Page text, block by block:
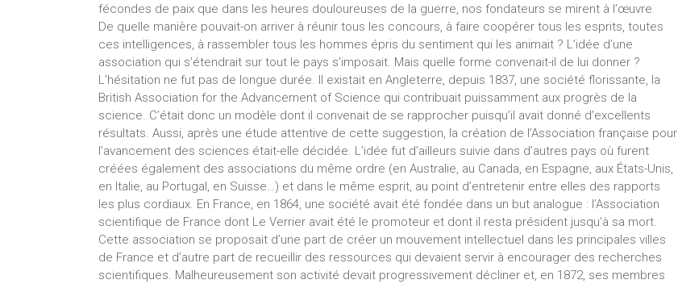
fécondes de paix que dans les heures douloureuses de la guerre, nos fondateurs se mirent à l’œuvre.
De quelle manière pouvait-on arriver à réunir tous les concours, à faire coopérer tous les esprits, toutes
ces intelligences, à rassembler tous les hommes épris du sentiment qui les animait ? L’idée d’une
association qui s’étendrait sur tout le pays s’imposait. Mais quelle forme convenait-il de lui donner ?
L’hésitation ne fut pas de longue durée. Il existait en Angleterre, depuis 1837, une société florissante, la
British Association for the Advancement of Science qui contribuait puissamment aux progrès de la
science. C’était donc un modèle dont il convenait de se rapprocher puisqu’il avait donné d’excellents
résultats. Aussi, après une étude attentive de cette suggestion, la création de l’Association française pour
l’avancement des sciences était-elle décidée. L’idée fut d’ailleurs suivie dans d’autres pays où furent
créées également des associations du même ordre (en Australie, au Canada, en Espagne, aux États-Unis,
en Italie, au Portugal, en Suisse…) et dans le même esprit, au point d’entretenir entre elles des rapports
les plus cordiaux. En France, en 1864, une société avait été fondée dans un but analogue : l’Association
scientifique de France dont Le Verrier avait été le promoteur et dont il resta président jusqu’à sa mort.
Cette association se proposait d’une part de créer un mouvement intellectuel dans les principales villes
de France et d’autre part de recueillir des ressources qui devaient servir à encourager des recherches
scientifiques. Malheureusement son activité devait progressivement décliner et, en 1872, ses membres